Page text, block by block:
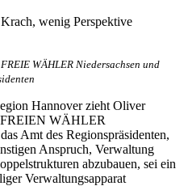
wenig Perspektive
WÄHLER Niedersachsen und
Hannover zieht Oliver
FREIEN WÄHLER
Amt des Regionspräsidenten,
Anspruch, Verwaltung
abzubauen, sei ein
Verwaltungsapparat